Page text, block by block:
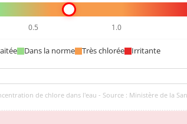
0.5 1.0
Dans la norme Très chlorée Irritante
de chlore dans l'eau - Source : Ministère de la